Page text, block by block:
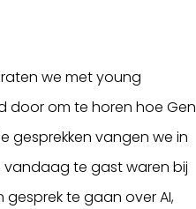
we met young
door om te horen hoe Gen
gesprekken vangen we in
vandaag te gast waren bij
te gaan over AI,